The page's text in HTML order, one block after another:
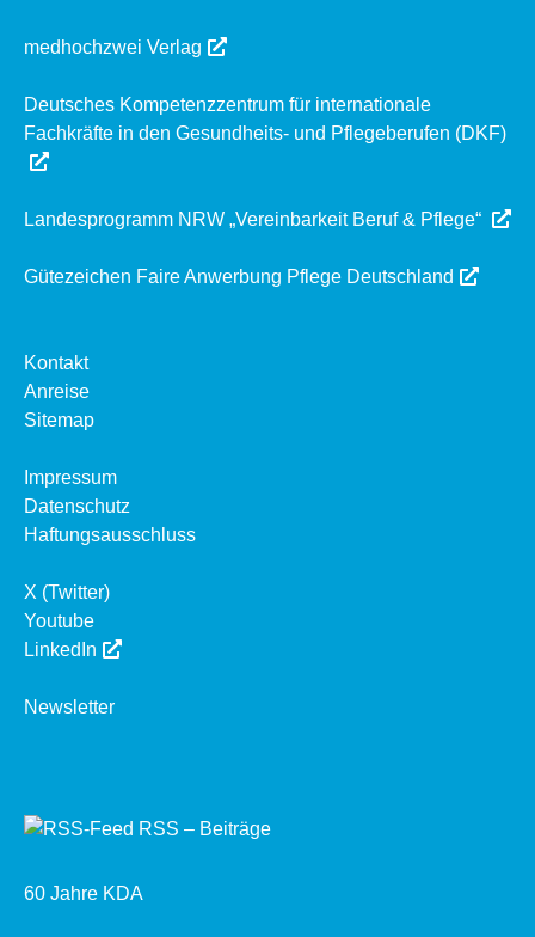
medhochzwei Verlag
Deutsches Kompetenzzentrum für internationale
Fachkräfte in den Gesundheits- und Pflegeberufen (DKF)
Landesprogramm NRW „Vereinbarkeit Beruf & Pflege“
Gütezeichen Faire Anwerbung Pflege Deutschland
Kontakt
Anreise
Sitemap
Impressum
Datenschutz
Haftungsausschluss
X (Twitter)
Youtube
LinkedIn
Newsletter
RSS – Beiträge
60 Jahre KDA